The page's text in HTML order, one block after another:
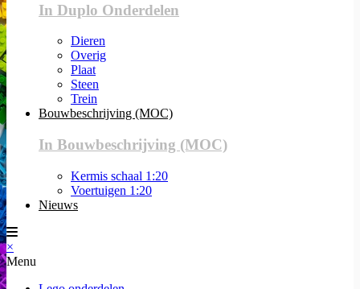
In Duplo Onderdelen
Dieren
Overig
Plaat
Steen
Trein
Bouwbeschrijving (MOC)
In Bouwbeschrijving (MOC)
Kermis schaal 1:20
Voertuigen 1:20
Nieuws
×
Menu